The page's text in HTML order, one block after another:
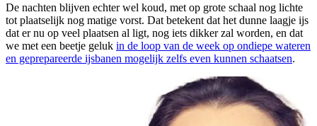
De nachten blijven echter wel koud, met op grote schaal nog lichte
tot plaatselijk nog matige vorst. Dat betekent dat het dunne laagje ijs
dat er nu op veel plaatsen al ligt, nog iets dikker zal worden, en dat
we met een beetje geluk in de loop van de week op ondiepe wateren
en geprepareerde ijsbanen mogelijk zelfs even kunnen schaatsen.